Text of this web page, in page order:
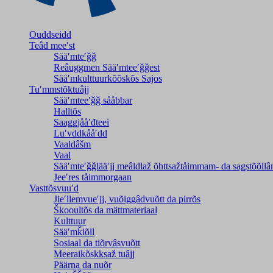
Ouddseidd
Teâđ meeʹst
Sääʹmteʹǧǧ
Reâuggmen Sääʹmteeʹǧǧest
Sääʹmkulttuurkõõskõs Sajos
Tuʹmmstõktuâjj
Sääʹmteeʹǧǧ sååbbar
Halltõs
Saaǥǥjååʹđteei
Luʹvddkååʹdd
Vaaldâšm
Vaal
Sääʹmteʹǧǧlääʹjj meâldlaž õhttsažtåimmam- da
Jeeʹres tåimmorgaan
Vasttõsvuuʹd
Jieʹllemvueʹjj, vuõiggâdvuõtt da pirrõs
Škooultõs da mättmateriaal
Kulttuur
Sääʹmǩiõll
Sosiaal da tiõrvâsvuõtt
Meeraikõskksaž tuâjj
Päärna da nuõr